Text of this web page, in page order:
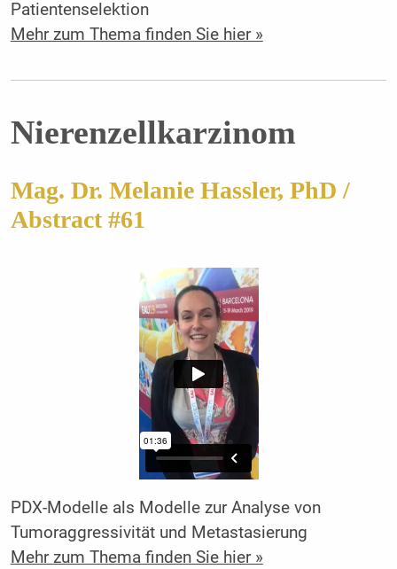
Patientenselektion
Mehr zum Thema finden Sie hier »
Nierenzellkarzinom
Mag. Dr. Melanie Hassler, PhD /
Abstract #61
PDX-Modelle als Modelle zur Analyse von
Tumoraggressivität und Metastasierung
Mehr zum Thema finden Sie hier »